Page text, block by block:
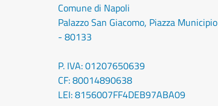
Comune di Napoli
Palazzo San Giacomo, Piazza Municipio
- 80133
P. IVA: 01207650639
CF: 80014890638
LEI: 8156007FF4DEB97ABA09